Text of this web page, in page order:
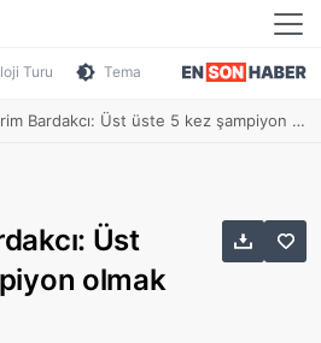
Turu Tema
Bardakcı: Üst üste 5 kez şampiyon olmak istiyoruz
Üst
olmak